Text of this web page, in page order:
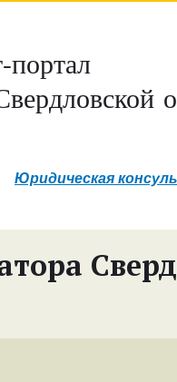
Юридическая